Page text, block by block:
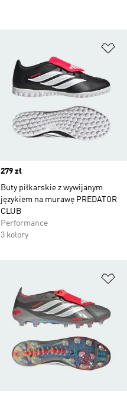
Price
279 zł
Buty piłkarskie z wywijanym
językiem na murawę PREDATOR
CLUB
Performance
3 kolory